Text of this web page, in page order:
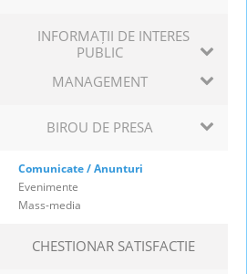
INFORMAȚII DE INTERES
PUBLIC
MANAGEMENT
BIROU DE PRESA
Comunicate / Anunturi
Evenimente
Mass-media
CHESTIONAR SATISFACTIE